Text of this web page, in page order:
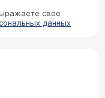
свое
данных